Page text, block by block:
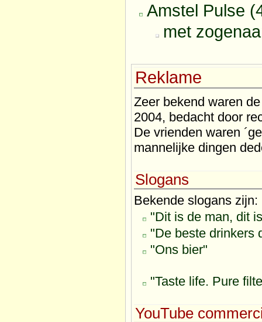
Amstel Pulse
met
Reklame
Zeer bekend waren
2004, bedacht door
De vrienden waren
mannelijke dingen
Slogans
Bekende slogans zijn:
"Dit is de man, dit
"De beste drinkers
"Ons bier"
"Taste life. Pure
YouTube